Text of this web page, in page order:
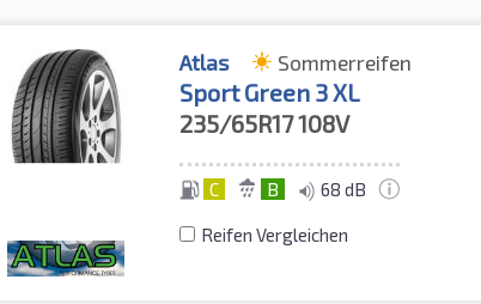
Atlas Sommerreifen
Sport Green 3 XL
235/65R17108V
C B 68 dB
Reifen Vergleichen